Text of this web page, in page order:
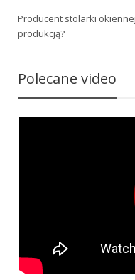
Producent stolarki
produkcją?
Polecane video